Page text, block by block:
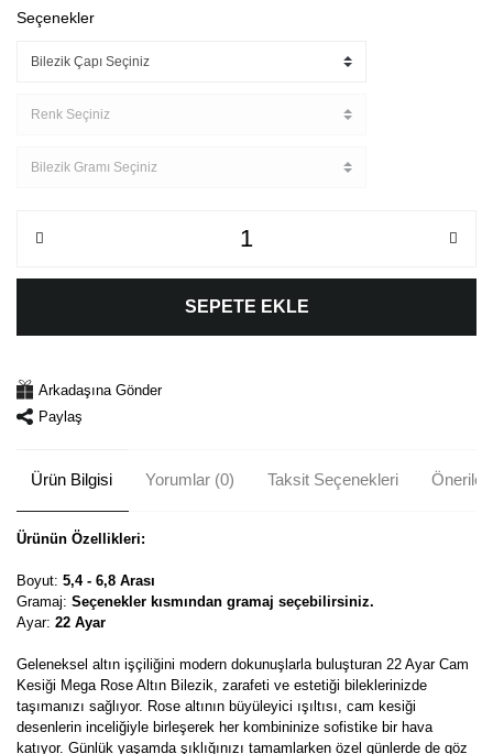
Seçenekler
SEPETE EKLE
Arkadaşına Gönder
Paylaş
Ürün Bilgisi Yorumlar (0) Taksit Seçenekleri
Ürünün Özellikleri:
Boyut: 5,4 - 6,8 Arası
Gramaj: Seçenekler kısmından gramaj seçebilirsiniz.
Ayar: 22 Ayar
Geleneksel altın işçiliğini modern dokunuşlarla buluşturan 22 Ayar Cam
Kesiği Mega Rose Altın Bilezik, zarafeti ve estetiği bileklerinizde
taşımanızı sağlıyor. Rose altının büyüleyici ışıltısı, cam kesiği
desenlerin inceliğiyle birleşerek her kombininize sofistike bir hava
katıyor. Günlük yaşamda şıklığınızı tamamlarken özel günlerde de göz